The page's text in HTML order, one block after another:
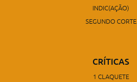
INDIC(AÇÃO)
SEGUNDO CORTE
CRÍTICAS
1 CLAQUETE